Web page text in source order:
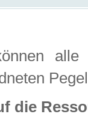
alle
die